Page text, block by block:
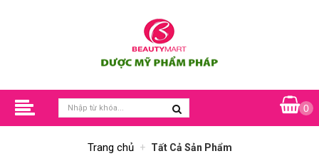
0
Trang chủ Tất Cả Sản Phẩm